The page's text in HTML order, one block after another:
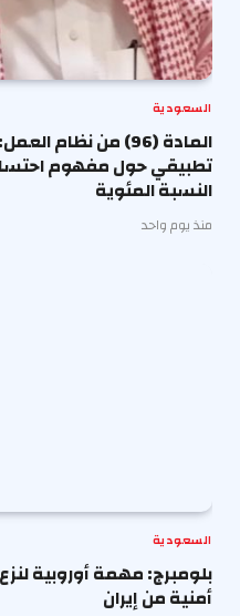
السعودية
المادة (96) من نظام
تطبيقي حول مفهوم
النسبة المئوية
منذ يوم واحد
السعودية
بلومبرج: مهمة أوروبية
أمنية من إيران